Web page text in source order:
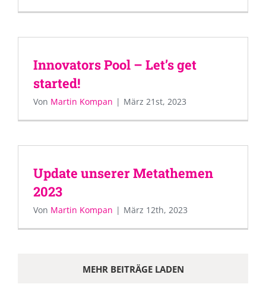
Innovators Pool – Let’s get
started!
Von Martin Kompan | März 21st, 2023
Update unserer Metathemen
2023
Von Martin Kompan | März 12th, 2023
MEHR BEITRÄGE LADEN